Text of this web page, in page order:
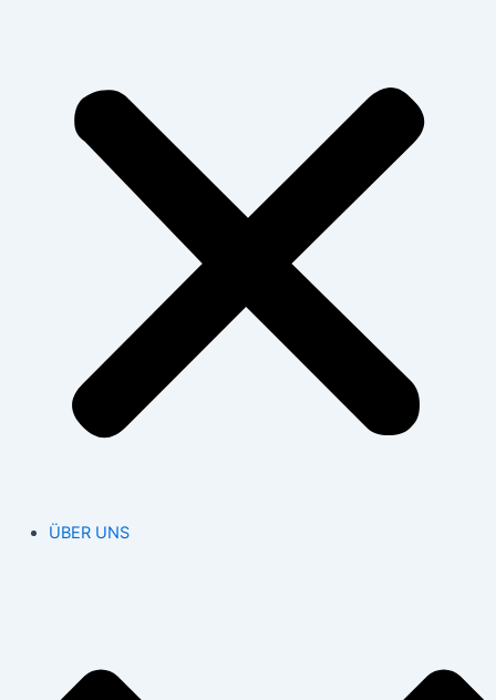
ÜBER UNS